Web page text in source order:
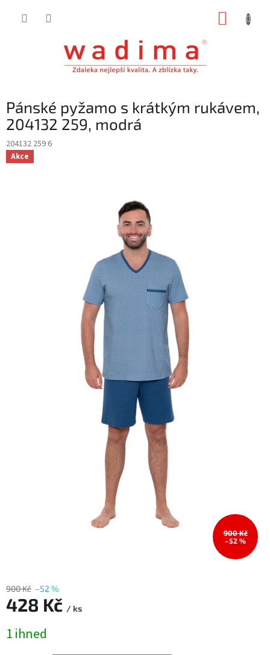
Pánské pyžamo s krátkým rukávem,
204132 259, modrá
204132 259 6
Akce
900 Kč
–52 %
900 Kč –52 %
428 Kč / ks
cena:
1 ihned